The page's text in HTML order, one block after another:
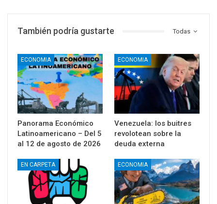
Todas
También podría gustarte
ECONOMIA
Panorama Económico
Latinoamericano – Del 5
al 12 de agosto de 2026
ECONOMIA
Venezuela: los buitres
revolotean sobre la
deuda externa
EN CARPETA ECONOMIA